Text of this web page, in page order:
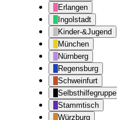
Erlangen
Ingolstadt
Kinder-&Jugend
München
Nürnberg
Regensburg
Schweinfurt
Selbsthilfegruppe
Stammtisch
Würzburg